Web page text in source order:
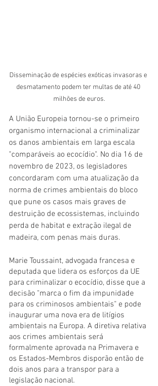
Disseminação de espécies exóticas invasoras e
desmatamento podem ter multas de até 40
milhões de euros.
A União Europeia tornou-se o primeiro
organismo internacional a criminalizar
os danos ambientais em larga escala
"comparáveis ao ecocídio". No dia 16 de
novembro de 2023, os legisladores
concordaram com uma atualização da
norma de crimes ambientais do bloco
que pune os casos mais graves de
destruição de ecossistemas, incluindo
perda de habitat e extração ilegal de
madeira, com penas mais duras.
Marie Toussaint, advogada francesa e
deputada que lidera os esforços da UE
para criminalizar o ecocídio, disse que a
decisão "marca o fim da impunidade
para os criminosos ambientais" e pode
inaugurar uma nova era de litígios
ambientais na Europa. A diretiva relativa
aos crimes ambientais será
formalmente aprovada na Primavera e
os Estados-Membros disporão então de
dois anos para a transpor para a
legislação nacional.